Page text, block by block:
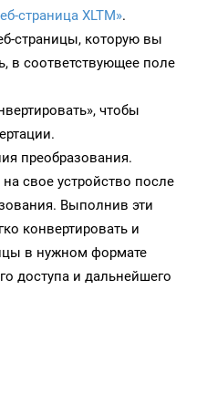
страница XLTM».
страницы, которую вы
в соответствующее поле
чтобы
преобразования.
на свое устройство после
Выполнив эти
конвертировать и
в нужном формате
доступа и дальнейшего